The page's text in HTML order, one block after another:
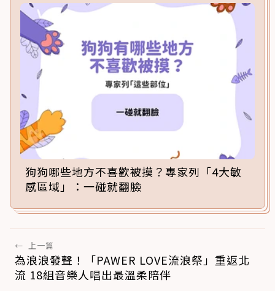
狗狗哪些地方不喜歡被摸？專家列「4大敏
感區域」：一碰就翻臉
← 上一篇
為浪浪發聲！「PAWER LOVE流浪祭」重返北
流 18組音樂人唱出最溫柔陪伴